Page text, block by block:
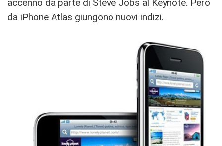
accenno da parte di Steve Jobs al Keynote. Però
da iPhone Atlas giungono nuovi indizi.